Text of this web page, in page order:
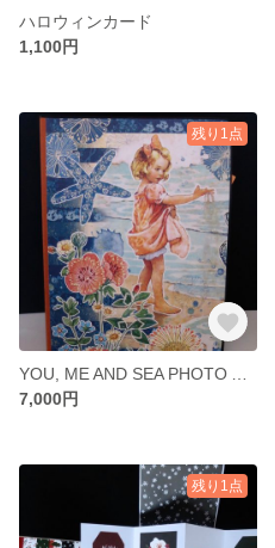
ハロウィンカード
1,100円
残り1点
7,000円
残り1点